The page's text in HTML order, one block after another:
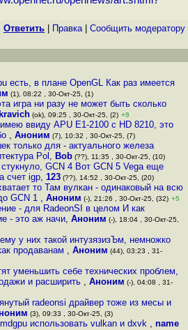
Ответить Правка| Cообщить модератору
есть, в плане OpenGL Как раз имеется
(1), 08:22 , 30-Окт-25, (1)
игра ни разу не может быть сколько
kravich(ok), 09:25 , 30-Окт-25, (2) +9
ввиду APU E1-2100 с HD 8210, это
, Аноним (7), 10:32 , 30-Окт-25, (7)
только для - актуального железа
Pol , Bob (??), 11:35 , 30-Окт-25, (10)
GCN 4 Вот GCN 5 Vega еще
счет igp, 123(??), 14:52 , 30-Окт-25, (20)
то Там вулкан - одинаковый на всю
GCN 1 , Аноним (-), 21:26 , 30-Окт-25, (32) +5
- для RadeonSI в целом И как
- это аж начи, Аноним (-), 18:04 , 30-Окт-25,
у них такой интузязизЪм, немножко
продаванам , Аноним (44), 03:23 , 31-
уменьшить себе технических проблем,
и расширить ,Аноним (-), 04:08 , 31-
radeonsi драйвер тоже из месы и
(3), 09:33 , 30-Окт-25, (3)
использовать vulkan и dxvk , name